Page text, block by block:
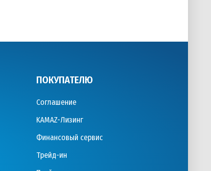
ПОКУПАТЕЛЮ
Соглашение
KAMAZ-Лизинг
Финансовый сервис
Трейд-ин